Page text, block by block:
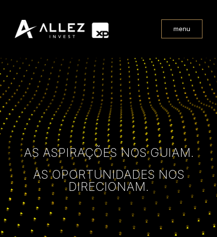
menu
AS ASPIRAÇÕES NOS GUIAM.
AS OPORTUNIDADES NOS
DIRECIONAM.